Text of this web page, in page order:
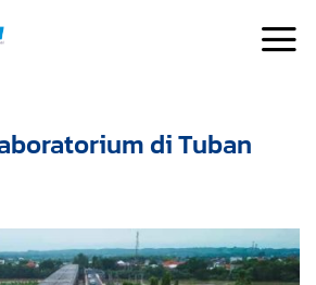
di Tuban